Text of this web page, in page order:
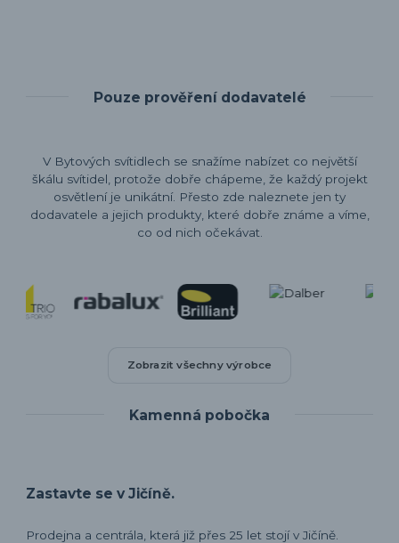
Pouze prověření dodavatelé
V Bytových svítidlech se snažíme nabízet co největší
škálu svítidel, protože dobře chápeme, že každý projekt
osvětlení je unikátní. Přesto zde naleznete jen ty
dodavatele a jejich produkty, které dobře známe a víme,
co od nich očekávat.
Zobrazit všechny výrobce
Kamenná pobočka
Zastavte se v Jičíně.
Prodejna a centrála, která již přes 25 let stojí v Jičíně.